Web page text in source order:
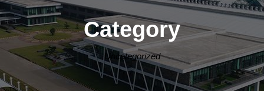
Category
Uncategorized